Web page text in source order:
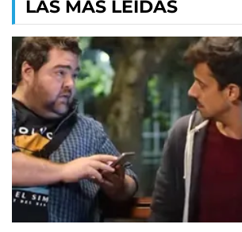
LAS MÁS LEÍDAS